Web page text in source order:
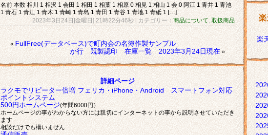
名前 本数 相川 1 相沢 1 会田 1 相田 1 相葉 1 相原 0 相見 1 相山 1 会 0 阿江 1 青井 1 青池
1 青石 1 青江 1 青木 1 青崎 1 青島 1 青田 1 青谷 1 青地 1 青砥 1 […]
2023年3日24日[金曜日] 21時22分46秒| カテゴリー：商品について,取扱商品
«FullFree(データベース)で町内会の名簿作製サンプル
か行 既製認印 在庫一覧 2023年3月24日現在»
詳細ページ
ラクモでリピーター倍増 フェリカ・iPhone・Android スマートフォン対応
ポイントシステム
500円ホームページ(年間6000円）
ホームページの事がわからない方には親切にインターネットの事から説明させていただき
ます
相談だけでも構いません
楽
楽